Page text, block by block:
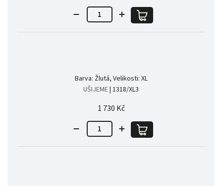
Barva: Žlutá, Velikosti: XL
UŠIJEME| 1318/XL3
1 730 Kč